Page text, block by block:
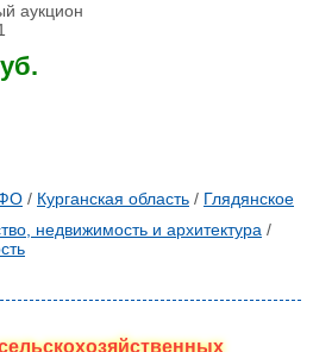
аукцион
ФО / Курганская область / Глядянское
недвижимость и архитектура /